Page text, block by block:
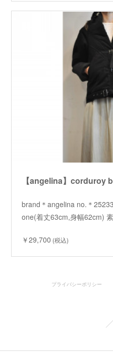
brand＊angelina no.＊
one(着丈63cm,身幅62cm)
￥29,700 (税込)
プライバシーポリシー